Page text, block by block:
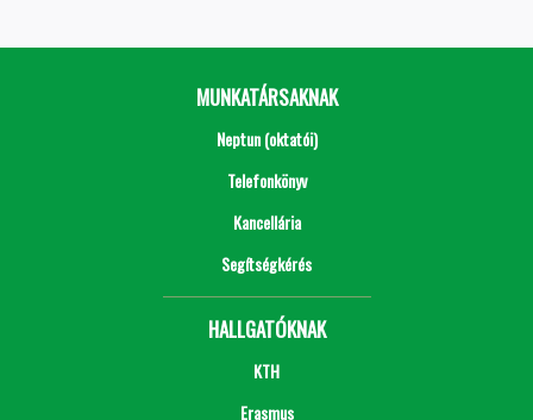
MUNKATÁRSAKNAK
Neptun (oktatói)
Telefonkönyv
Kancellária
Segítségkérés
HALLGATÓKNAK
KTH
Erasmus